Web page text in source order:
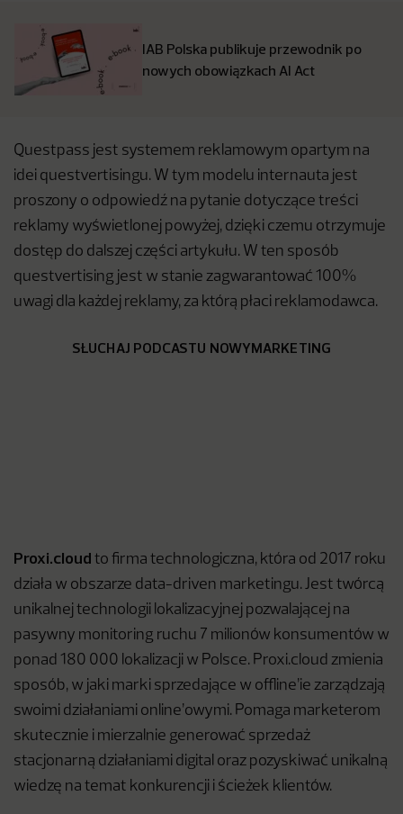
IAB Polska publikuje przewodnik po
nowych obowiązkach AI Act
Questpass jest systemem reklamowym opartym na
idei questvertisingu. W tym modelu internauta jest
proszony o odpowiedź na pytanie dotyczące treści
reklamy wyświetlonej powyżej, dzięki czemu otrzymuje
dostęp do dalszej części artykułu. W ten sposób
questvertising jest w stanie zagwarantować 100%
uwagi dla każdej reklamy, za którą płaci reklamodawca.
SŁUCHAJ PODCASTU NOWYMARKETING
Proxi.cloud to firma technologiczna, która od 2017 roku
działa w obszarze data-driven marketingu. Jest twórcą
unikalnej technologii lokalizacyjnej pozwalającej na
pasywny monitoring ruchu 7 milionów konsumentów w
ponad 180 000 lokalizacji w Polsce. Proxi.cloud zmienia
sposób, w jaki marki sprzedające w offline’ie zarządzają
swoimi działaniami online’owymi. Pomaga marketerom
skutecznie i mierzalnie generować sprzedaż
stacjonarną działaniami digital oraz pozyskiwać unikalną
wiedzę na temat konkurencji i ścieżek klientów.